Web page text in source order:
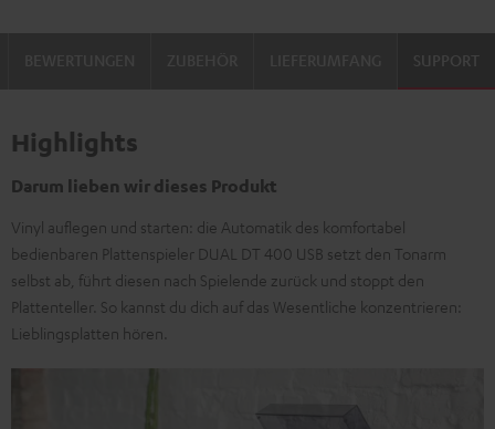
SUPPORT
Highlights
Darum lieben wir dieses Produkt
Vinyl auflegen und starten: die Automatik des komfortabel
bedienbaren Plattenspieler DUAL DT 400 USB setzt den Tonarm
selbst ab, führt diesen nach Spielende zurück und stoppt den
Plattenteller. So kannst du dich auf das Wesentliche konzentrieren:
Lieblingsplatten hören.